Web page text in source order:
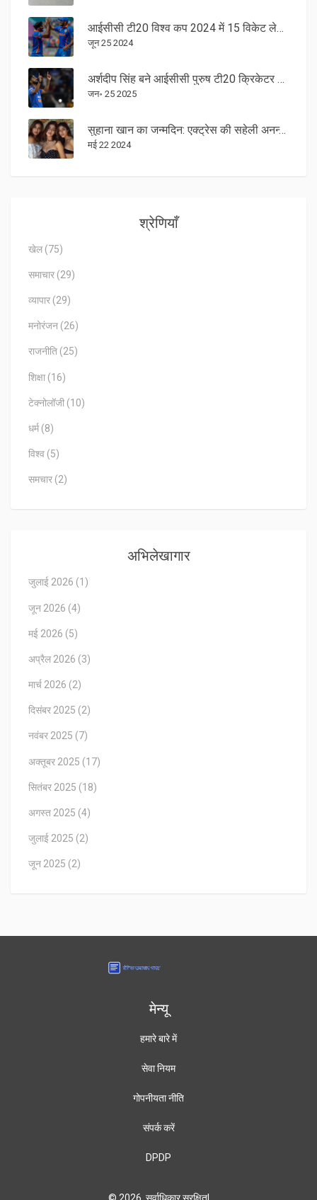
आईसीसी टी20 विश्व कप 2024 में 15 विकेट लेकर अर्शदीप सिंह ने जसप्रीत बुमराह को श्रेय दिया
जून 25 2024
अर्शदीप सिंह बने आईसीसी पुरुष टी20 क्रिकेटर ऑफ द ईयर: एक अप्रतिम उपब्धि
जन॰ 25 2025
सुहाना खान का जन्मदिन: एक्ट्रेस की सहेली अनन्या पांडे, शनाया कपूर और अन्य ने इस खास दिन पर दी शुभकामनाएं
मई 22 2024
श्रेणियाँ
खेल (75)
समाचार (29)
व्यापार (29)
मनोरंजन (26)
राजनीति (25)
शिक्षा (16)
टेक्नोलॉजी (10)
धर्म (8)
विश्व (5)
समचार (2)
अभिलेखागार
जुलाई 2026 (1)
जून 2026 (4)
मई 2026 (5)
अप्रैल 2026 (3)
मार्च 2026 (2)
दिसंबर 2025 (2)
नवंबर 2025 (7)
अक्तूबर 2025 (17)
सितंबर 2025 (18)
अगस्त 2025 (4)
जुलाई 2025 (2)
जून 2025 (2)
मेन्यू
हमारे बारे में
सेवा नियम
गोपनीयता नीति
संपर्क करें
DPDP